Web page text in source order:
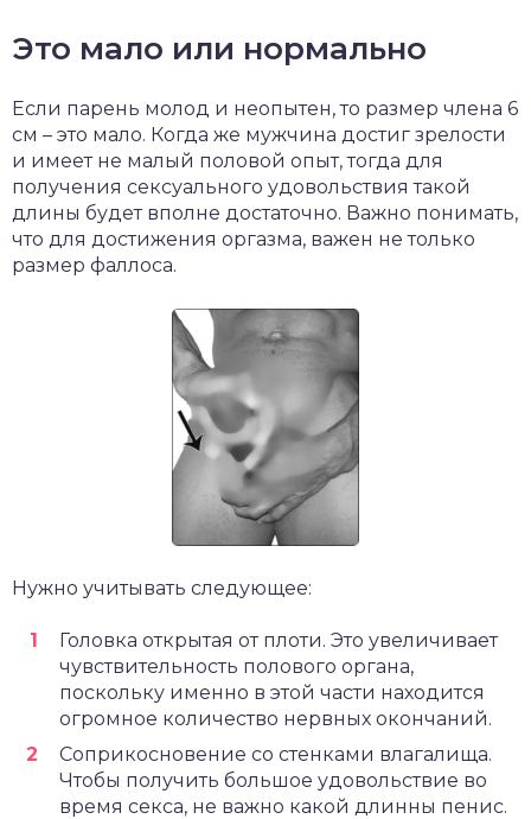
Это мало или нормально
Если парень молод и неопытен, то размер члена 6
см – это мало. Когда же мужчина достиг зрелости
и имеет не малый половой опыт, тогда для
получения сексуального удовольствия такой
длины будет вполне достаточно. Важно понимать,
что для достижения оргазма, важен не только
размер фаллоса.
Нужно учитывать следующее:
Головка открытая от плоти. Это увеличивает
чувствительность полового органа,
поскольку именно в этой части находится
огромное количество нервных окончаний.
Соприкосновение со стенками влагалища.
Чтобы получить большое удовольствие во
время секса, не важно какой длинны пенис.